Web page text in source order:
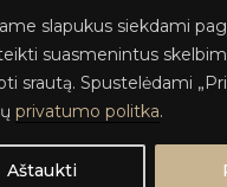
slapukus siekdami
suasmenintus
srautą. Spustelėdami
privatumo politka.
Aštaukti